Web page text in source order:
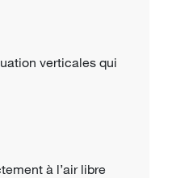
verticales qui
à l’air libre